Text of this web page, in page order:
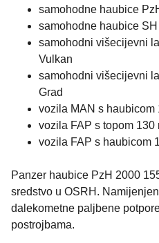
samohodne haubice
samohodne haubice
samohodni višecijevni
Vulkan
samohodni višecijevni
Grad
vozila MAN s haubicom
vozila FAP s topom 130
vozila FAP s haubicom
Panzer haubice PzH 2000
sredstvo u OSRH.
dalekometne paljbene
postrojbama.